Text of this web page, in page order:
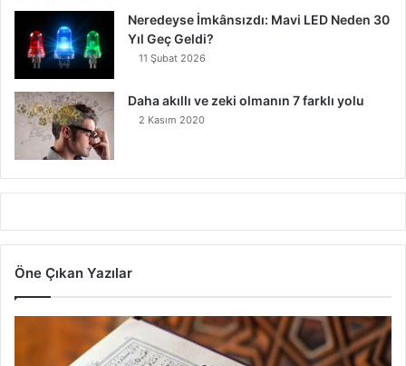
Neredeyse İmkânsızdı: Mavi LED Neden 30
Yıl Geç Geldi?
11 Şubat 2026
Daha akıllı ve zeki olmanın 7 farklı yolu
2 Kasım 2020
Öne Çıkan Yazılar